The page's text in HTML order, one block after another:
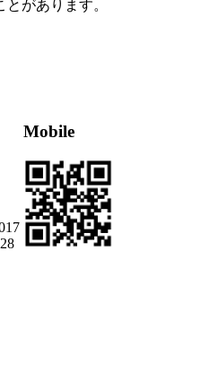
があります。
Mobile